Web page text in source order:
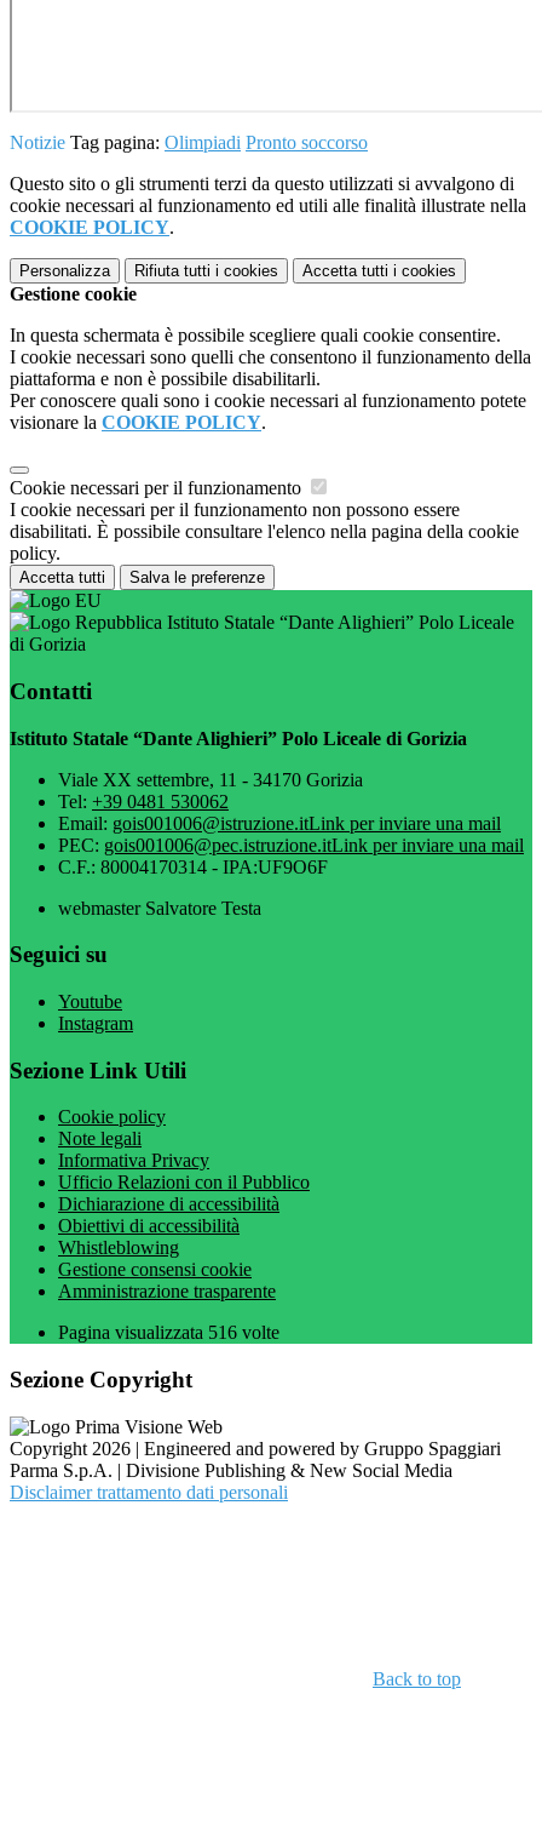
Notizie Tag pagina: Olimpiadi Pronto soccorso
Questo sito o gli strumenti terzi da questo utilizzati si avvalgono di
cookie necessari al funzionamento ed utili alle finalità illustrate nella
COOKIE POLICY.
Personalizza Rifiuta tutti i cookies Accetta tutti i cookies
Gestione cookie
In questa schermata è possibile scegliere quali cookie consentire.
I cookie necessari sono quelli che consentono il funzionamento della
piattaforma e non è possibile disabilitarli.
Per conoscere quali sono i cookie necessari al funzionamento potete
visionare la COOKIE POLICY.
Cookie necessari per il funzionamento
I cookie necessari per il funzionamento non possono essere
disabilitati. È possibile consultare l'elenco nella pagina della cookie
policy.
Accetta tutti Salva le preferenze
Istituto Statale “Dante Alighieri” Polo Liceale
di Gorizia
Contatti
Istituto Statale “Dante Alighieri” Polo Liceale di Gorizia
Viale XX settembre, 11 - 34170 Gorizia
Tel: +39 0481 530062
Email: gois001006@istruzione.itLink per inviare una mail
PEC: gois001006@pec.istruzione.itLink per inviare una mail
C.F.: 80004170314 - IPA:UF9O6F
webmaster Salvatore Testa
Seguici su
Youtube
Instagram
Sezione Link Utili
Cookie policy
Note legali
Informativa Privacy
Ufficio Relazioni con il Pubblico
Dichiarazione di accessibilità
Obiettivi di accessibilità
Whistleblowing
Gestione consensi cookie
Amministrazione trasparente
Pagina visualizzata 516 volte
Sezione Copyright
Copyright 2026 | Engineered and powered by Gruppo Spaggiari
Parma S.p.A. | Divisione Publishing & New Social Media
Disclaimer trattamento dati personali
Back to top